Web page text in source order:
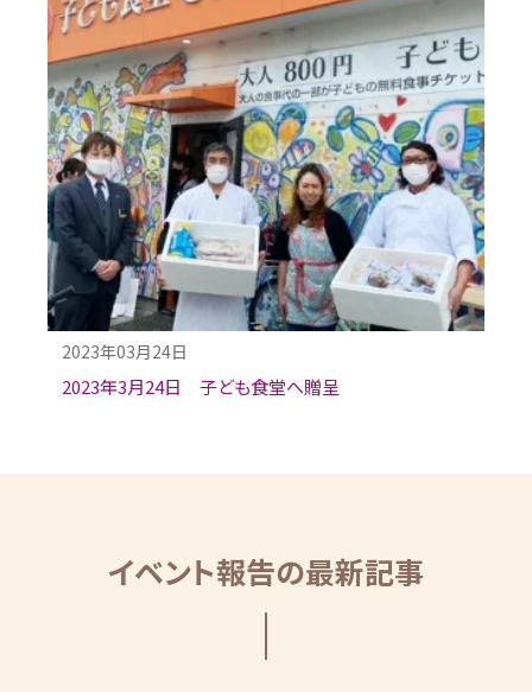
2023年03月24日
2023年3月24日 子ども食堂へ贈呈
イベント報告の最新記事